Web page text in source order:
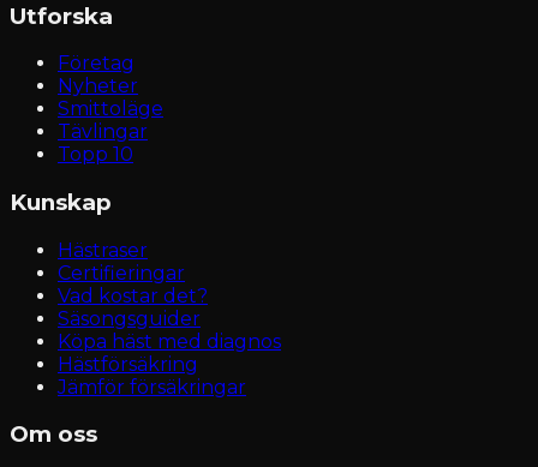
Utforska
Företag
Nyheter
Smittoläge
Tävlingar
Topp 10
Kunskap
Hästraser
Certifieringar
Vad kostar det?
Säsongsguider
Köpa häst med diagnos
Hästförsäkring
Jämför försäkringar
Om oss